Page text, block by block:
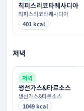
칙피스리코타퀘사디아
칙피스리코타퀘사디아
401 kcal
저녁
저녁
생선가스&타르소스
생선가스&타르소스
1049 kcal